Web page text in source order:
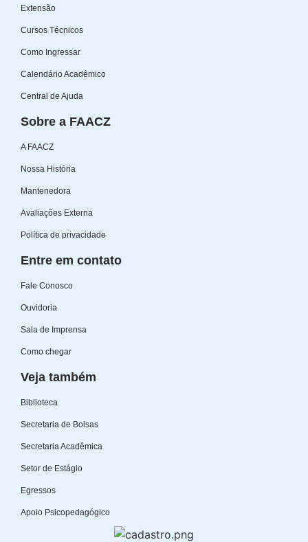
Extensão
Cursos Técnicos
Como Ingressar
Calendário Acadêmico
Central de Ajuda
Sobre a FAACZ
A FAACZ
Nossa História
Mantenedora
Avaliações Externa
Política de privacidade
Entre em contato
Fale Conosco
Ouvidoria
Sala de Imprensa
Como chegar
Veja também
Biblioteca
Secretaria de Bolsas
Secretaria Acadêmica
Setor de Estágio
Egressos
Apoio Psicopedagógico